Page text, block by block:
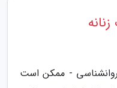
- ممکن است